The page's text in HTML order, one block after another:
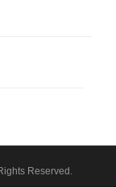
Reserved.